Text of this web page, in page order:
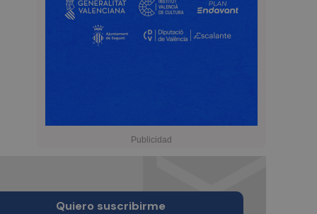
Quiero suscribirme